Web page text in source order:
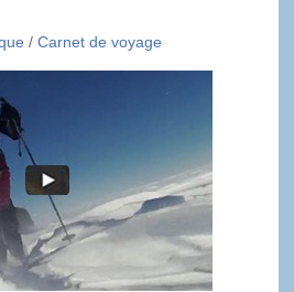
/ Carnet de voyage